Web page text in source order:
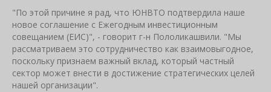
"По этой причине я рад, что ЮНВТО подтвердила наше
новое соглашение с Ежегодным инвестиционным
совещанием (ЕИС)", - говорит г-н Пололикашвили. "Мы
рассматриваем это сотрудничество как взаимовыгодное,
поскольку признаем важный вклад, который частный
сектор может внести в достижение стратегических целей
нашей организации".